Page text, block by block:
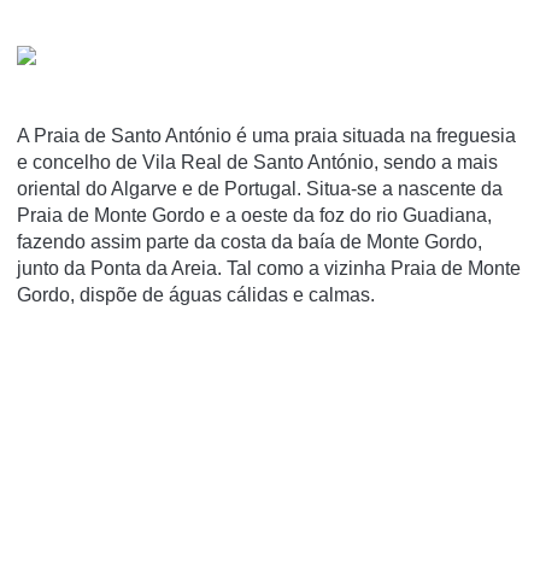
A Praia de Santo António é uma praia situada na freguesia
e concelho de Vila Real de Santo António, sendo a mais
oriental do Algarve e de Portugal. Situa-se a nascente da
Praia de Monte Gordo e a oeste da foz do rio Guadiana,
fazendo assim parte da costa da baí­a de Monte Gordo,
junto da Ponta da Areia. Tal como a vizinha Praia de Monte
Gordo, dispõe de águas cálidas e calmas.